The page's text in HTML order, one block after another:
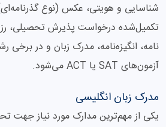
شناسایی و هویتی، عکس (نوع
تکمیل‌شده درخواست پذیرش تحصیلی،
نامه، انگیزه‌نامه، مدرک زبان و در برخی
آزمون‌های SAT یا ACT می‌شود.
مدرک زبان انگلیسی
یکی از مهم‌ترین مدارک مورد نیاز جهت